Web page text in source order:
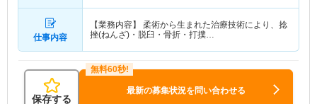
仕事内容
【業務内容】 柔術から生まれた治療技術により、捻
挫(ねんざ)・脱臼・骨折・打撲…
保存する
最新の募集状況を問い合わせる